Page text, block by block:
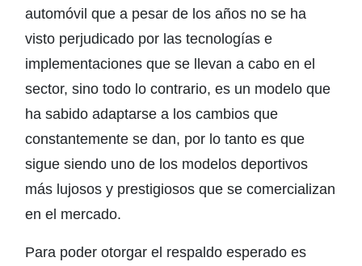
automóvil que a pesar de los años no se ha
visto perjudicado por las tecnologías e
implementaciones que se llevan a cabo en el
sector, sino todo lo contrario, es un modelo que
ha sabido adaptarse a los cambios que
constantemente se dan, por lo tanto es que
sigue siendo uno de los modelos deportivos
más lujosos y prestigiosos que se comercializan
en el mercado.
Para poder otorgar el respaldo esperado es